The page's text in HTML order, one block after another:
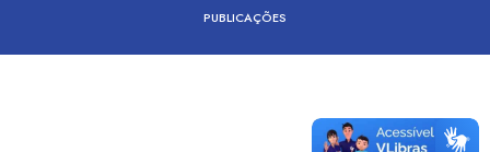
PUBLICAÇÕES